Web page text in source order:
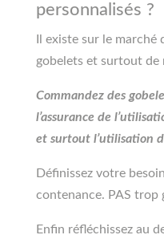
personnalisés ?
Il existe sur le
gobelets et surtout de
Commandez des
l’assurance de
et surtout l’utilisation
Définissez votre
contenance. PAS
Enfin réfléchissez au